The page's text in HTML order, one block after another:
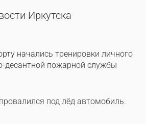
Иркутска
начались тренировки личного
десантной пожарной службы
под лёд автомобиль.